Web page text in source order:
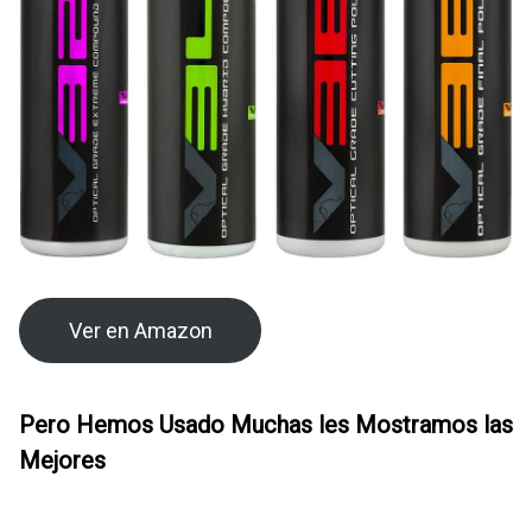
Ver en Amazon
Pero Hemos Usado Muchas les Mostramos las
Mejores